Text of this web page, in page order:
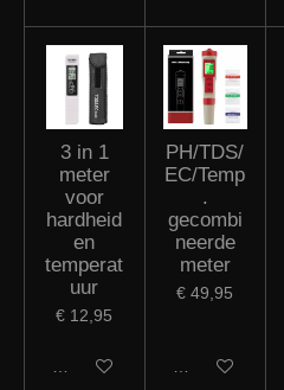
3 in 1
meter
voor
hardheid
en
temperat
uur
€ 12,95
In winkelwagen
PH/TDS/
EC/Temp
.
gecombi
neerde
meter
€ 49,95
In winkelwagen